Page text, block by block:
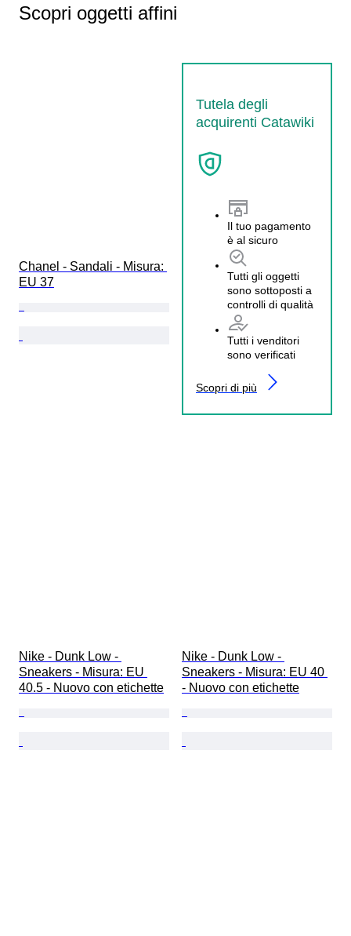
Scopri oggetti affini
Tutela degli
acquirenti Catawiki
Il tuo pagamento
è al sicuro
Tutti gli oggetti
sono sottoposti a
controlli di qualità
Tutti i venditori
sono verificati
Scopri di più
Chanel - Sandali - Misura:
EU 37
Nike - Dunk Low -
Sneakers - Misura: EU
40.5 - Nuovo con etichette
Nike - Dunk Low -
Sneakers - Misura: EU 40
- Nuovo con etichette